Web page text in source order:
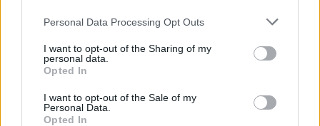
Personal Data Processing Opt Outs
I want to opt-out of the Sharing of my
personal data.
Opted In
I want to opt-out of the Sale of my
Personal Data.
Opted In